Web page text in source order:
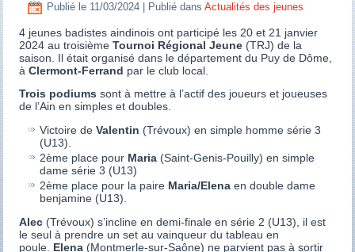
Publié le 11/03/2024 Publié dans Actualités des jeunes
4 jeunes badistes aindinois ont participé les 20 et 21 janvier
2024 au troisièmeTournoi Régional Jeune (TRJ) de la
saison. Il était organisé dans le département du Puy de Dôme,
àClermont-Ferrand par le club local.
Trois podiums sont à mettre à l’actif des joueurs et joueuses
de l’Ain en simples et doubles.
Victoire deValentin (Trévoux) en simple homme série 3
(U13).
2ème place pour Maria (Saint-Genis-Pouilly) en simple
dame série 3 (U13)
2ème place pour la paire Maria/Elena en double dame
benjamine (U13).
Alec (Trévoux) s’incline en demi-finale en série 2 (U13), il est
le seul à prendre un set au vainqueur du tableau en
poule. Elena (Montmerle-sur-Saône) ne parvient pas à sortir